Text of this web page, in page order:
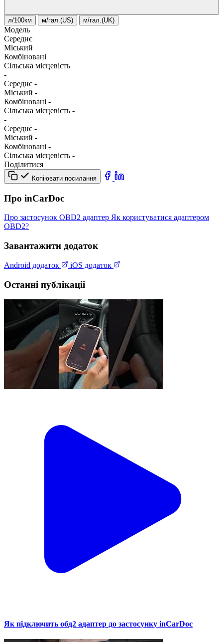
л/100км м/гал.(US) м/гал.(UK)
Модель
Середнє
Міський
Комбіновані
Сільська місцевість
-
Середнє -
Міський -
Комбіновані -
Сільська місцевість -
-
Середнє -
Міський -
Комбіновані -
Сільська місцевість -
Поділитися
Копіювати посилання
Про inCarDoc
Про застосунок OBD2 адаптер Як користуватися адаптером
OBD2?
Завантажити додаток
Android додаток iOS додаток
Останні публікації
Як підключить обд2 адаптер до застосунку inCarDoc